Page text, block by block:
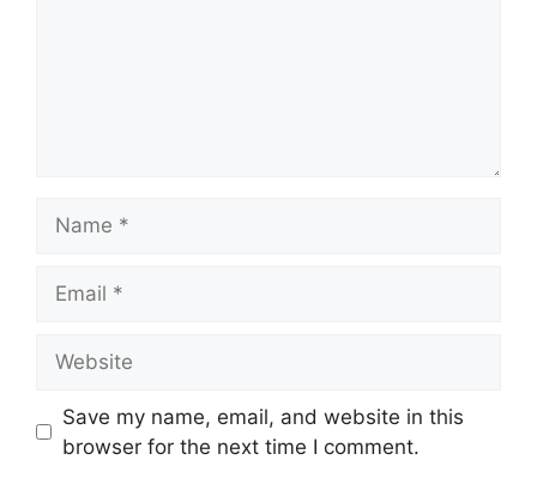
Save my name, email, and website in this
browser for the next time I comment.